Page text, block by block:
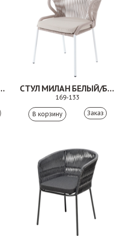
СЕРЫЙ СТУЛ МИЛАН БЕЛЫЙ/БЕЖЕВЫЙ
169-133
Заказ